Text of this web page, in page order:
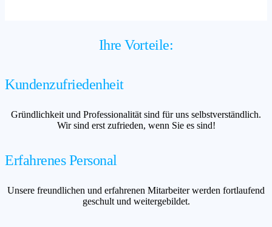
Ihre Vorteile:
Kundenzufriedenheit
Gründlichkeit und Professionalität sind für uns selbstverständlich.
Wir sind erst zufrieden, wenn Sie es sind!
Erfahrenes Personal
Unsere freundlichen und erfahrenen Mitarbeiter werden fortlaufend
geschult und weitergebildet.